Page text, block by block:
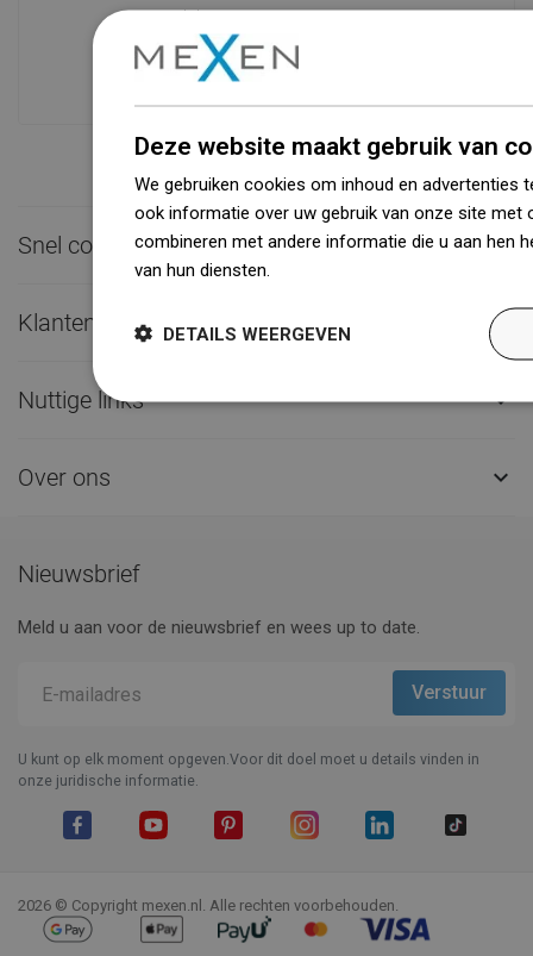
oppervlakte van 31.000 m² met meer
dan 68.000 palletplaatsen biedt meer
dan 1500.000 beschikbare producten!
Snel contact 
Klantenservice 
Nuttige links 
Over ons 
Nieuwsbrief
Meld u aan voor de nieuwsbrief en wees up to date.
U kunt op elk moment opgeven.Voor dit doel moet u details vinden in
onze juridische informatie.
2026 © Copyright mexen.nl. Alle rechten voorbehouden.
Deze website maakt gebruik van
We gebruiken cookies om inhoud en advertenties
ook informatie over uw gebruik van onze site met
combineren met andere informatie die u aan hen
van hun diensten.
DETAILS WEERGEVEN